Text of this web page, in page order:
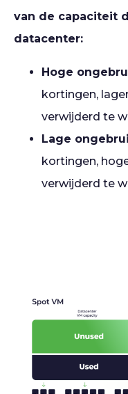
van de capaciteit
datacenter:
Hoge
kortingen,
verwijderd te
Lage
kortingen,
verwijderd te